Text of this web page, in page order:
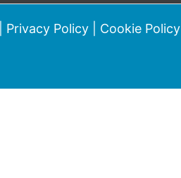
Privacy Policy Cookie Policy